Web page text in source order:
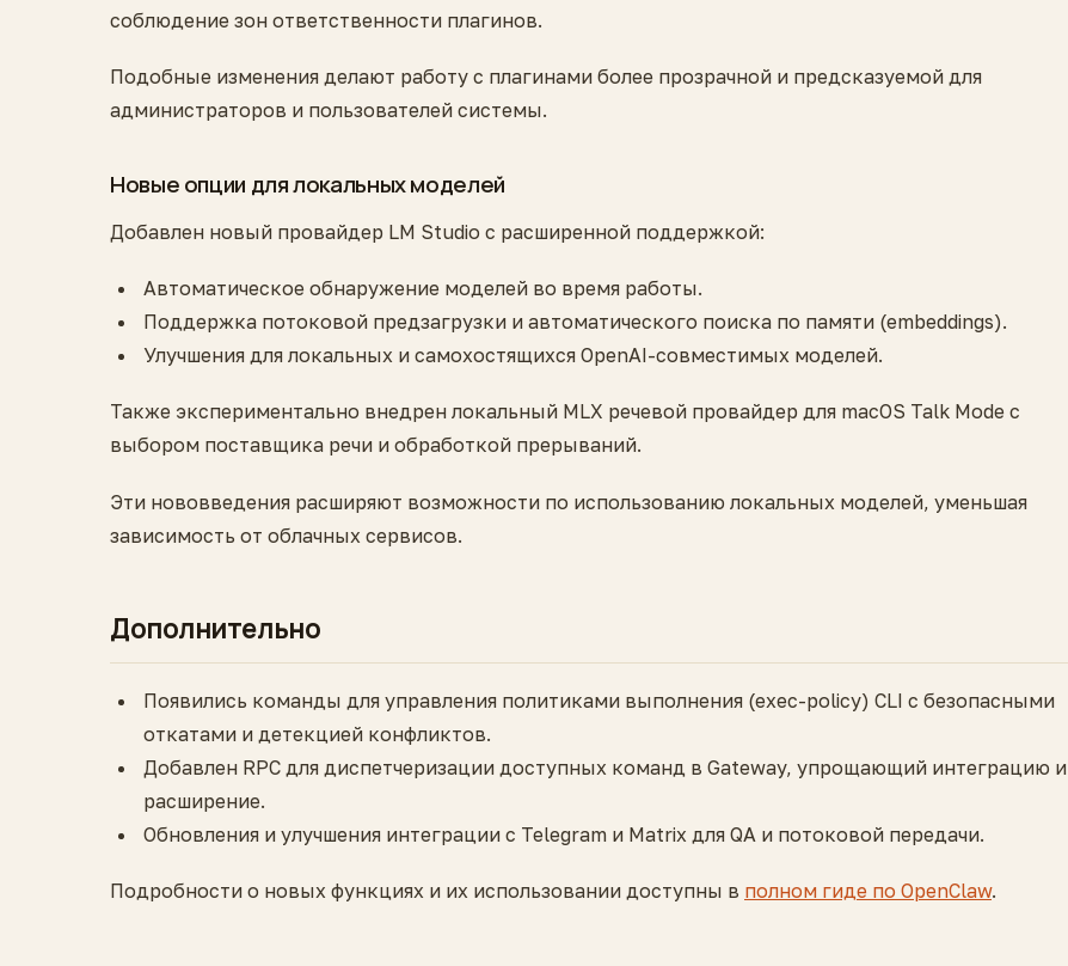
соблюдение зон ответственности плагинов.
Подобные изменения делают работу с плагинами более прозрачной и предсказуемой для
администраторов и пользователей системы.
Новые опции для локальных моделей
Добавлен новый провайдер LM Studio с расширенной поддержкой:
Автоматическое обнаружение моделей во время работы.
Поддержка потоковой предзагрузки и автоматического поиска по памяти (embeddings).
Улучшения для локальных и самохостящихся OpenAI-совместимых моделей.
Также экспериментально внедрен локальный MLX речевой провайдер для macOS Talk Mode с
выбором поставщика речи и обработкой прерываний.
Эти нововведения расширяют возможности по использованию локальных моделей, уменьшая
зависимость от облачных сервисов.
Дополнительно
Появились команды для управления политиками выполнения (exec-policy) CLI с безопасными
откатами и детекцией конфликтов.
Добавлен RPC для диспетчеризации доступных команд в Gateway, упрощающий интеграцию и
расширение.
Обновления и улучшения интеграции с Telegram и Matrix для QA и потоковой передачи.
Подробности о новых функциях и их использовании доступны в полном гидe по OpenClaw.